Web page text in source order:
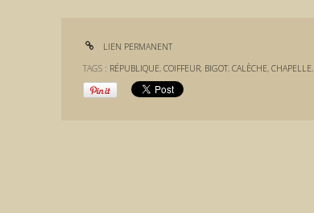
LIEN PERMANENT
TAGS : RÉPUBLIQUE, COIFFEUR, BIGOT, CALÈCHE, CHAPELLE,